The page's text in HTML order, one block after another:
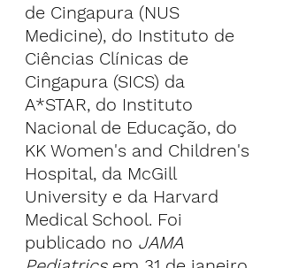
de Cingapura (NUS
Medicine), do Instituto de
Ciências Clínicas de
Cingapura (SICS) da
A*STAR, do Instituto
Nacional de Educação, do
KK Women's and Children's
Hospital, da McGill
University e da Harvard
Medical School. Foi
publicado no JAMA